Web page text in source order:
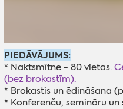
PIEDĀVĀJUMS:
* Naktsmītne - 80 vietas.
(bez brokastīm).
* Brokastis un ēdināšana
* Konferenču, semināru